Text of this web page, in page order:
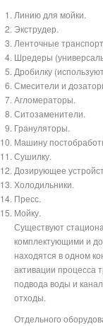
Линию для мойки.
Экструдер.
Ленточные
Шредеры
Дробилку
Смесители и
Агломераторы.
Ситозаменители.
Грануляторы.
Машину
Сушилку.
Дозирующее
Холодильники.
Пресс.
Мойку.
Существуют
комплектующими и
находятся в одном
активации процесса
подвода воды и
отходы.
Отдельного